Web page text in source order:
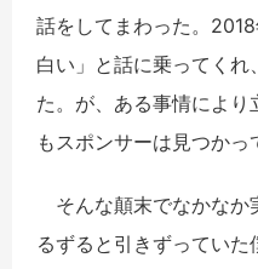
話をしてまわった。
白い」と話に乗ってく
た。が、ある事情によ
もスポンサーは見つかっ
そんな顛末でなかなか
るずると引きずってい